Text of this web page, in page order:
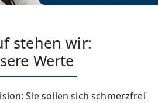
stehen wir:
Werte
Sie sollen sich schmerzfrei